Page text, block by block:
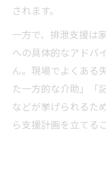
されます。
一方で、排泄支援は
への具体的なアドバ
ん。現場でよくある
た一方的な介助」「
などが挙げられるた
ら支援計画を立てる